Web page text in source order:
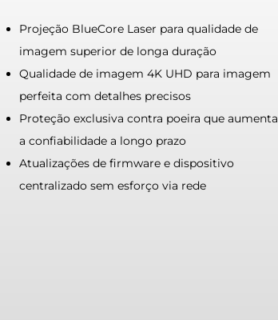
Projeção BlueCore Laser para qualidade de
imagem superior de longa duração
Qualidade de imagem 4K UHD para imagem
perfeita com detalhes precisos
Proteção exclusiva contra poeira que aumenta
a confiabilidade a longo prazo
Atualizações de firmware e dispositivo
centralizado sem esforço via rede